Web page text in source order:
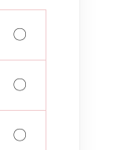
〇
〇
〇